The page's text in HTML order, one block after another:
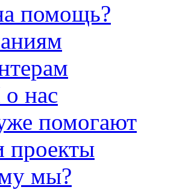
помощь?
нас
помогают
мы?